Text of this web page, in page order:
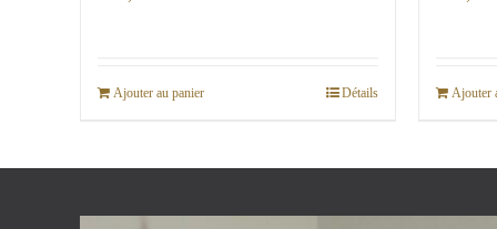
Ajouter au panier Détails Ajouter